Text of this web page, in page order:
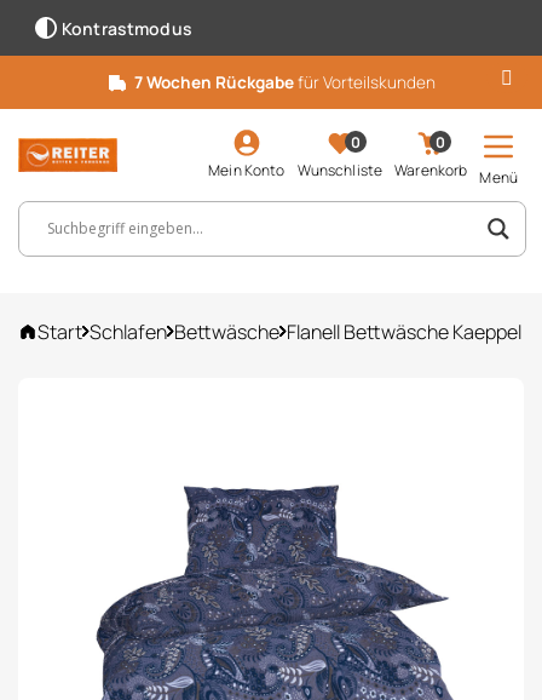
Kontrastmodus
7 Wochen Rückgabefür Vorteilskunden
Mein Konto
0
Wunschliste
0
Warenkorb
Menü
Suchbegriff, Artikelnummer ...
Start Schlafen Bettwäsche Flanell Bettwäsche Kaeppel